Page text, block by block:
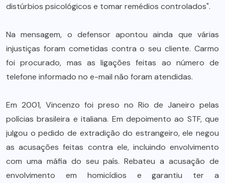
distúrbios psicológicos e tomar remédios controlados".
Na mensagem, o defensor apontou ainda que várias
injustiças foram cometidas contra o seu cliente. Carmo
foi procurado, mas as ligações feitas ao número de
telefone informado no e-mail não foram atendidas.
Em 2001, Vincenzo foi preso no Rio de Janeiro pelas
polícias brasileira e italiana. Em depoimento ao STF, que
julgou o pedido de extradição do estrangeiro, ele negou
as acusações feitas contra ele, incluindo envolvimento
com uma máfia do seu país. Rebateu a acusação de
envolvimento em homicídios e garantiu ter a